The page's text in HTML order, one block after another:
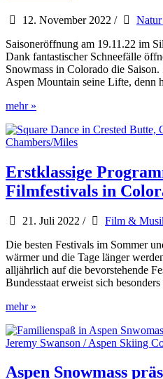
12. November 2022 /
Saisoneröffnung am 19.11.22 im
Dank fantastischer Schneefälle
Snowmass in Colorado die Saison.
Aspen Mountain seine Lifte, denn
Aspen
startet
in
neue
Skisaison
mehr »
Erstklassige
Filmfestivals in
21. Juli 2022 /
Film &
Die besten Festivals im Sommer
wärmer und die Tage länger
alljährlich auf die bevorstehende
Bundesstaat erweist sich
Erstklassige
bei
Musik-
Filmfestivals
mehr »
Aspen Snowmass